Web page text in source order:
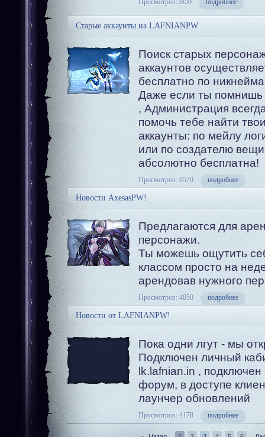
Просмотров:3850 подробнее
Старые аккаунты на LAFNIANPW
Поиск старых
аккаунтов
бесплатно по
Даже если ты помнишь
, Администрация
помочь тебе найти
аккаунты: по мейлу
или по создателю
абсолютно бесплатна!
Просмотров: 6570 подробнее
Новости AxesasPW!
Предлагаются для
персонажи.
Ты можешь ощутить
классом просто на
арендовав нужного
Просмотров: 4850 подробнее
Новости от LAFNIANPW!
Пока одни лгут - мы
Подключен личный
lk.lafnian.in , подключен
форум, в доступе
лаунчер обновлений
Просмотров: 4178 подробнее